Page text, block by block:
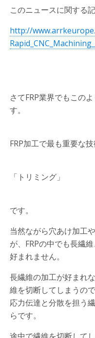
このニュースに関する
http://
さてFRP業界でもこの
す。
FRP加工で最も重要な技
「トリミング」
です。
当然ながら穴あけ加工
が、FRPの中でも長繊
好まれません。
長繊維の加工が好まれ
維を切断してしまうので
応力伝達と分散を担う
らです。